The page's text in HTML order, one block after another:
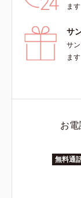
ます
サ
サ
ます
お
無料通